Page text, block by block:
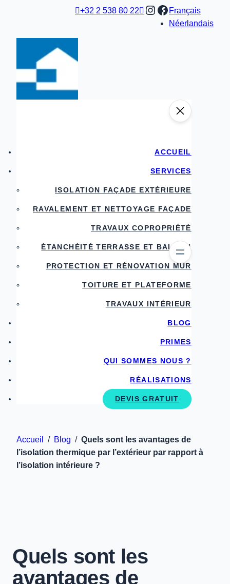
+32 2 538 80 22 Instagram
Facebook
Français
Néerlandais
ACCUEIL
SERVICES
ISOLATION FAÇADE EXTÉRIEURE
RAVALEMENT ET NETTOYAGE FAÇADE
TRAVAUX COPROPRIÉTÉ
ÉTANCHÉITÉ TERRASSE ET BALCON
PROTECTION ET RÉNOVATION MUR
TOITURE ET PLATEFORME
TRAVAUX INTÉRIEUR
BLOG
PRIMES
QUI SOMMES NOUS ?
RÉALISATIONS
DEVIS GRATUIT
Accueil / Blog / Quels sont les avantages de
l’isolation thermique par l’extérieur par rapport à
l’isolation intérieure ?
Quels sont les
avantages de